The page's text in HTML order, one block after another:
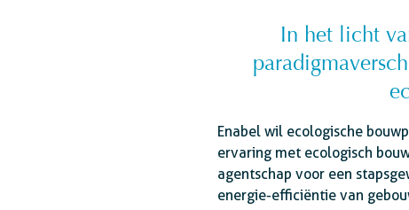
In het licht
Enabel wil ecologische
ervaring met ecologisch
agentschap voor een
energie-efficiëntie van